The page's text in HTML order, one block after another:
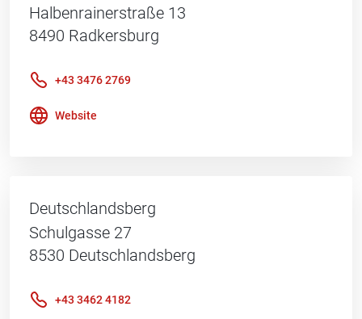
Halbenrainerstraße 13
8490 Radkersburg
+43 3476 2769
Website
Deutschlandsberg
Schulgasse 27
8530 Deutschlandsberg
+43 3462 4182